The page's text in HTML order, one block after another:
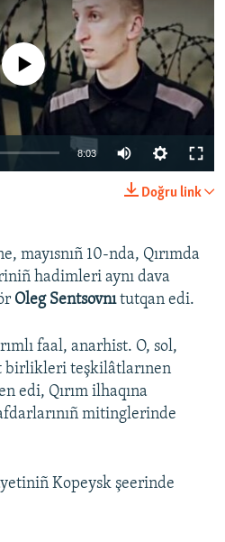
currently available
8:03
Doğru link
mayısnıñ 10-nda, Qırımda
hadimleri aynı dava
Oleg Sentsovnıtutqan edi.
faal, anarhist. O, sol,
birlikleri teşkilâtlarınen
edi, Qırım ilhaqına
mitinglerinde
Kopeysk şeerinde